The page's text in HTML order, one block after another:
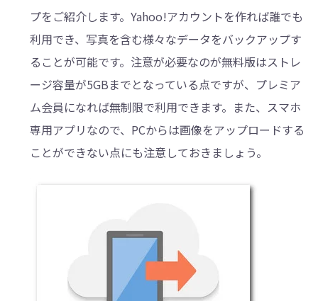
プをご紹介します。Yahoo!アカウントを作れば誰でも
利用でき、写真を含む様々なデータをバックアップす
ることが可能です。注意が必要なのが無料版はストレ
ージ容量が5GBまでとなっている点ですが、プレミア
ム会員になれば無制限で利用できます。また、スマホ
専用アプリなので、PCからは画像をアップロードする
ことができない点にも注意しておきましょう。